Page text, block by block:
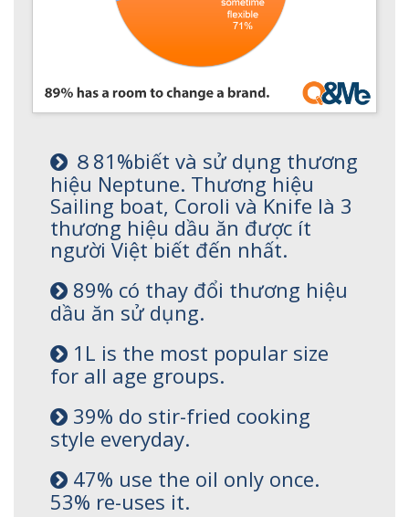
８81%biết và sử dụng thương
hiệu Neptune. Thương hiệu
Sailing boat, Coroli và Knife là 3
thương hiệu dầu ăn được ít
người Việt biết đến nhất.
89% có thay đổi thương hiệu
dầu ăn sử dụng.
1L is the most popular size
for all age groups.
39% do stir-fried cooking
style everyday.
47% use the oil only once.
53% re-uses it.